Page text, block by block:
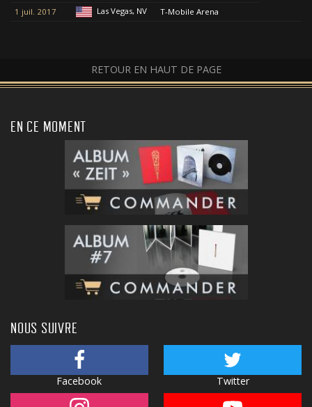
1 juil. 2017 Las Vegas, NV T-Mobile Arena
RETOUR EN HAUT DE PAGE
EN CE MOMENT
NOUS SUIVRE
Facebook Twitter